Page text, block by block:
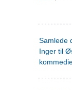
Samlede
Inger til